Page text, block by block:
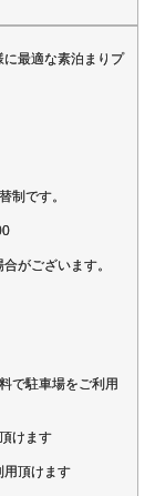
最適な素泊まりプ
制です。
がございます。
で駐車場をご利用
けます
用頂けます